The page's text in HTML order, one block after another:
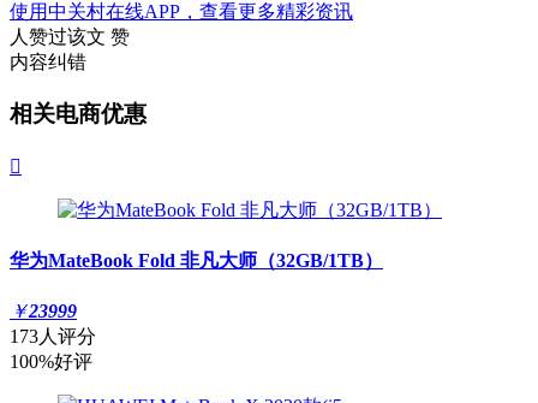
使用中关村在线APP，查看更多精彩资讯
人赞过该文 赞
内容纠错
相关电商优惠

华为MateBook Fold 非凡大师（32GB/1TB）
￥23999
173人评分
100%好评